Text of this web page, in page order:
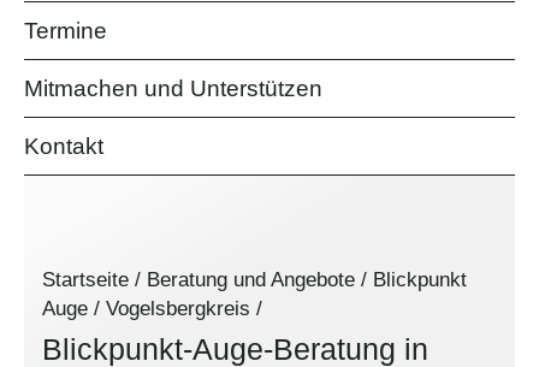
Termine
Mitmachen und Unterstützen
Kontakt
Startseite / Beratung und Angebote / Blickpunkt
Auge / Vogelsbergkreis /
Blickpunkt-Auge-Beratung in